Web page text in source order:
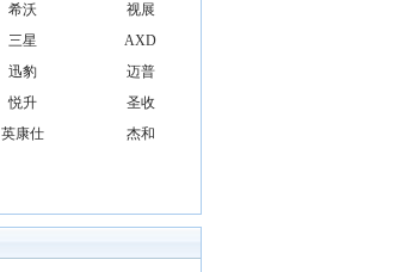
希沃
视展
三星
AXD
迅豹
迈普
悦升
圣收
英康仕
杰和